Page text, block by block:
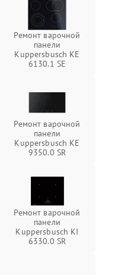
Ремонт варочной
панели
Kuppersbusch KE
6130.1 SE
Ремонт варочной
панели
Kuppersbusch KE
9350.0 SR
Ремонт варочной
панели
Kuppersbusch KI
6330.0 SR